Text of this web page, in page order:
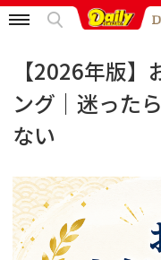
特集から選ぶ
予算から選ぶ
贈る相手から選ぶ
【2026年版
ング｜迷った
ない